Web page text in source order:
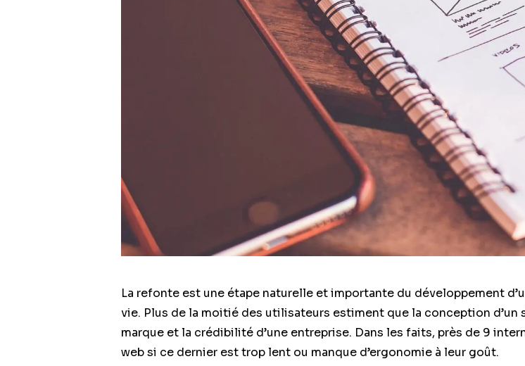
La refonte est une étape naturelle et importante du développement
vie. Plus de la moitié des utilisateurs estiment que la conception
marque et la crédibilité d’une entreprise. Dans les faits, près de 9
web si ce dernier est trop lent ou manque d’ergonomie à leur goût.